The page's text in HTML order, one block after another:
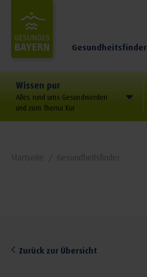
Gesundheitsfinder
Wissen pur
Alles rund ums Gesundwerden
und zum Thema Kur
Startseite Gesundheitsfinder
Zurück zur Übersicht